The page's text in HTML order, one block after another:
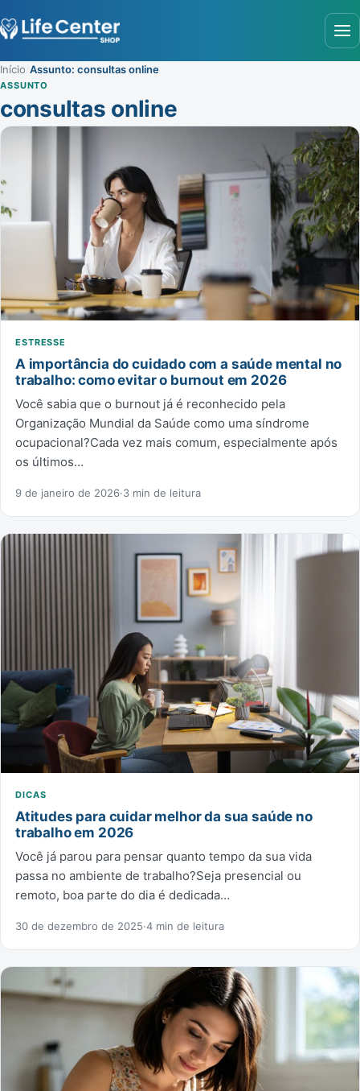
Início Assunto: consultas online
ASSUNTO
consultas online
ESTRESSE
A importância do cuidado com a saúde mental no
trabalho: como evitar o burnout em 2026
Você sabia que o burnout já é reconhecido pela
Organização Mundial da Saúde como uma síndrome
ocupacional?Cada vez mais comum, especialmente após
os últimos…
9 de janeiro de 2026·3 min de leitura
DICAS
Atitudes para cuidar melhor da sua saúde no
trabalho em 2026
Você já parou para pensar quanto tempo da sua vida
passa no ambiente de trabalho?Seja presencial ou
remoto, boa parte do dia é dedicada…
30 de dezembro de 2025·4 min de leitura